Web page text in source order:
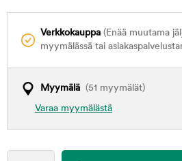
Verkkokauppa (Enää muutama
myymälässä tai
Myymälä (51 myymälät)
Varaa myymälästä